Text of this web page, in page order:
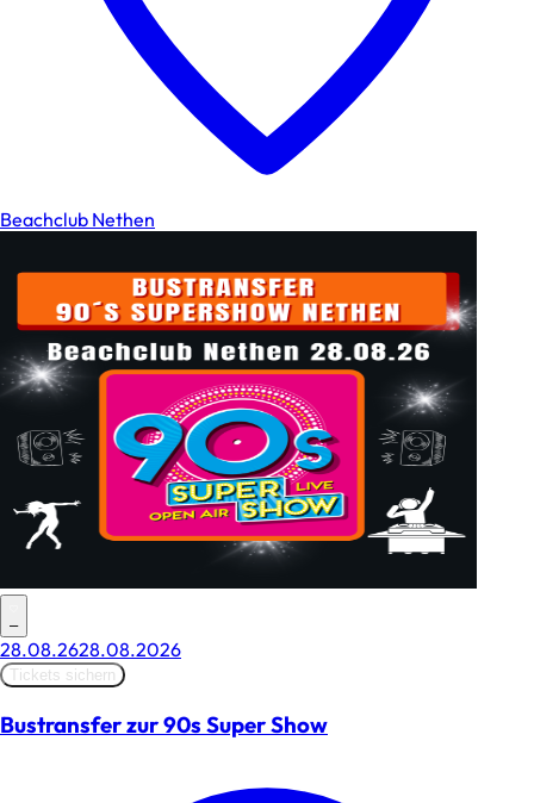
Beachclub Nethen
–
28.08.2628.08.2026
Tickets sichern
Bustransfer zur 90s Super Show